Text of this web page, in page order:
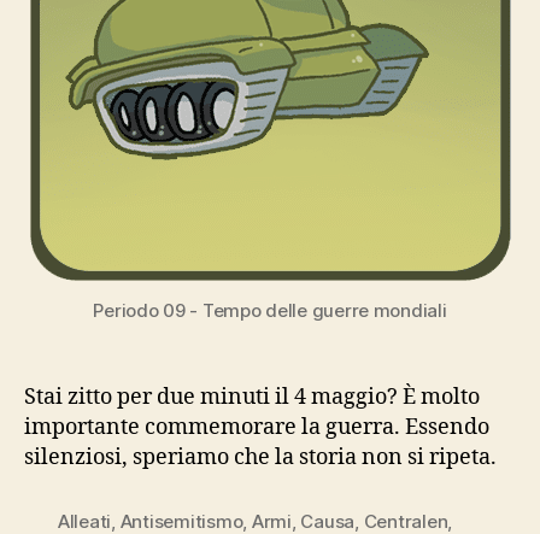
Periodo 09 - Tempo delle guerre mondiali
Stai zitto per due minuti il 4 maggio? È molto
importante commemorare la guerra. Essendo
silenziosi, speriamo che la storia non si ripeta.
Alleati Antisemitismo, Armi Causa Centralen